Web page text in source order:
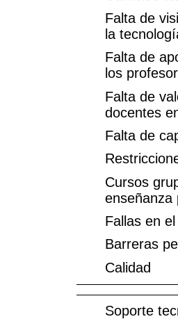
Falta de
la
Falta de
los
Falta de
docentes
Falta de
Cursos
enseñanza
Fallas en
Barreras
Calidad
Soporte